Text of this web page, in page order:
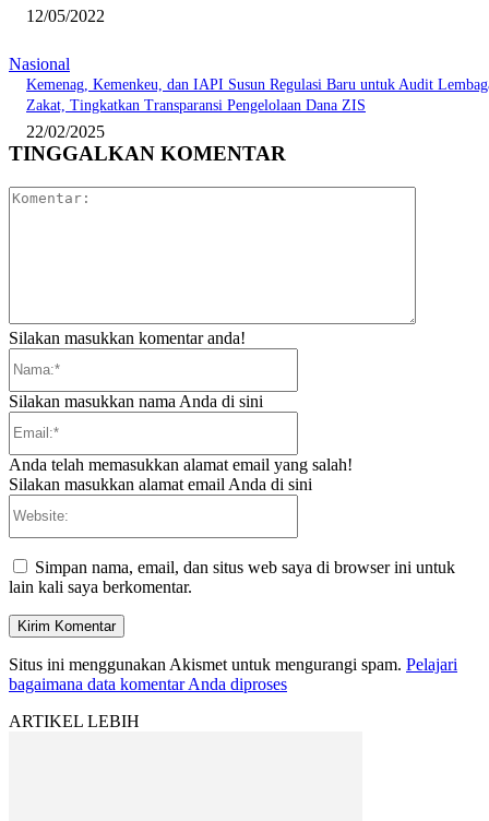
12/05/2022
Nasional
Kemenag, Kemenkeu, dan IAPI Susun Regulasi Baru untuk Audit
Zakat, Tingkatkan Transparansi Pengelolaan Dana ZIS
22/02/2025
TINGGALKAN KOMENTAR
Silakan masukkan komentar anda!
Silakan masukkan nama Anda di sini
Anda telah memasukkan alamat email yang salah!
Silakan masukkan alamat email Anda di sini
Simpan nama, email, dan situs web saya di browser ini untuk
lain kali saya berkomentar.
Situs ini menggunakan Akismet untuk mengurangi spam. Pelajari
bagaimana data komentar Anda diproses
ARTIKEL LEBIH